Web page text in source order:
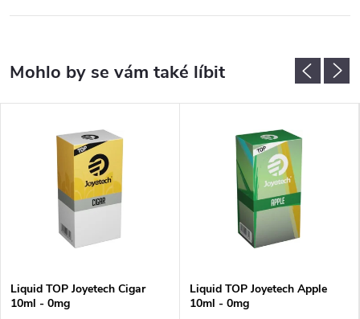
Liquid TOP Joyetech Cigar
10ml - 0mg
Liquid TOP Joyetech Apple
10ml - 0mg